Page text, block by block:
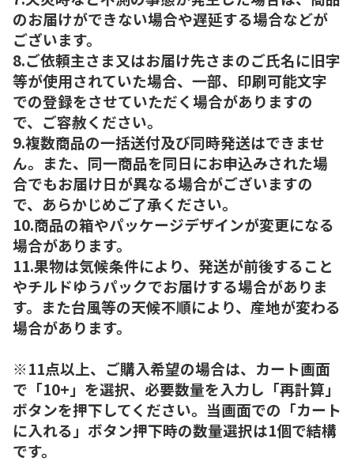
のお届けができない場合や遅延する場合などが
ございます。
8.ご依頼主さま又はお届け先さまのご氏名に旧字
等が使用されていた場合、一部、印刷可能文字
での登録をさせていただく場合がありますの
で、ご容赦ください。
9.複数商品の一括送付及び同時発送はできませ
ん。また、同一商品を同日にお申込みされた場
合でもお届け日が異なる場合がございますの
で、あらかじめご了承ください。
10.商品の箱やパッケージデザインが変更になる
場合があります。
11.果物は気候条件により、発送が前後すること
やチルドゆうパックでお届けする場合がありま
す。また台風等の天候不順により、産地が変わる
場合があります。
※11点以上、ご購入希望の場合は、カート画面
で「10+」を選択、必要数量を入力し「再計算」
ボタンを押下してください。当画面での「カート
に入れる」ボタン押下時の数量選択は1個で結構
です。